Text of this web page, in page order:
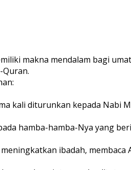
makna mendalam bagi
kali diturunkan kepada Nabi
hamba-hamba-Nya yang
ibadah,